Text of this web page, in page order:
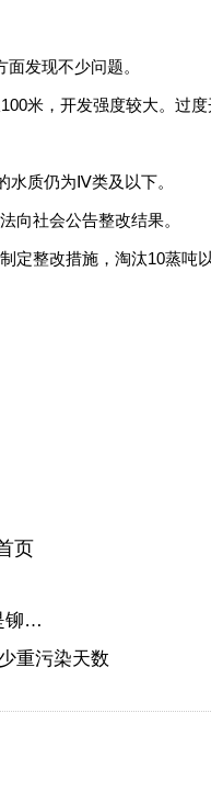
发现不少问题。
，开发强度较大。过
质仍为Ⅳ类及以下。
社会公告整改结果。
整改措施，淘汰10蒸吨
页
铆…
重污染天数